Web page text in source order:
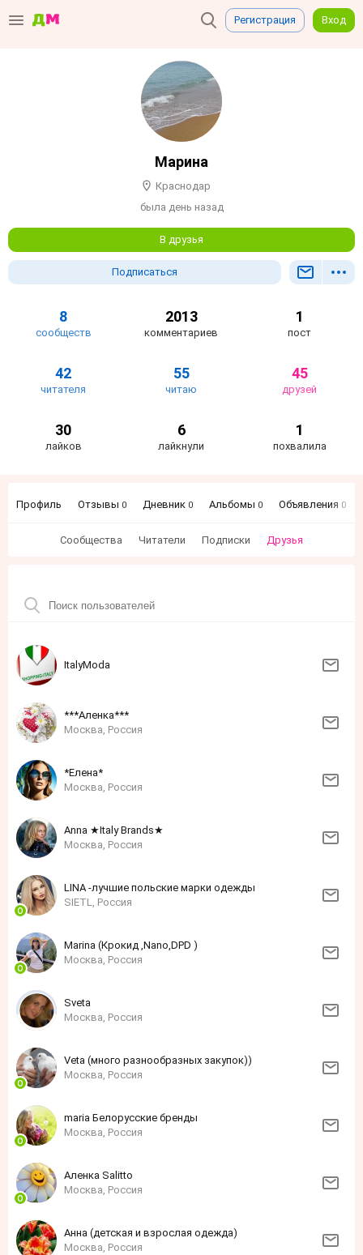
Регистрация Вход
Марина
Краснодар
была день назад
В друзья
Подписаться
8
сообществ
2013
комментариев
1
пост
42
читателя
55
читаю
45
друзей
30
лайков
6
лайкнули
1
похвалила
Профиль Отзывы 0 Дневник 0 Альбомы 0 Объявления 0
Сообщества Читатели Подписки Друзья
ItalyModa
***Аленка***
Москва, Россия
*Елена*
Москва, Россия
Anna ★Italy Brands★
Москва, Россия
LINA -лучшие польские марки одежды
SIETL, Россия
Marina (Крокид ,Nano,DPD )
Москва, Россия
Sveta
Москва, Россия
Veta (много разнообразных закупок))
Москва, Россия
maria Белорусские бренды
Москва, Россия
Аленка Sаlittо
Москва, Россия
Анна (детская и взрослая одежда)
Москва, Россия